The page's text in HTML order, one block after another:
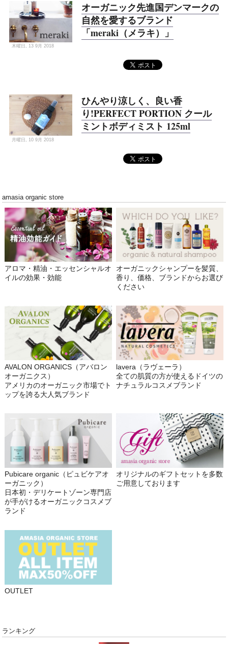
オーガニック先進国デンマークの
自然を愛するブランド
「meraki（メラキ）」
木曜日, 13 9月 2018
ひんやり涼しく、良い香
り!PERFECT PORTION クール
ミントボディミスト 125ml
月曜日, 10 9月 2018
amasia organic store
アロマ・精油・エッセンシャルオ
イルの効果・効能
オーガニックシャンプーを髪質、
香り、価格、ブランドからお選び
ください
AVALON ORGANICS（アバロン
オーガニクス）
アメリカのオーガニック市場でト
ップを誇る大人気ブランド
lavera（ラヴェーラ）
全ての肌質の方が使えるドイツの
ナチュラルコスメブランド
Pubicare organic（ピュビケアオ
ーガニック）
日本初・デリケートゾーン専門店
が手がけるオーガニックコスメブ
ランド
オリジナルのギフトセットを多数
ご用意しております
OUTLET
ランキング